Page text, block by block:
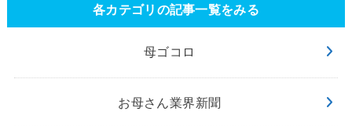
各カテゴリの記事一覧をみる
母ゴコロ
お母さん業界新聞